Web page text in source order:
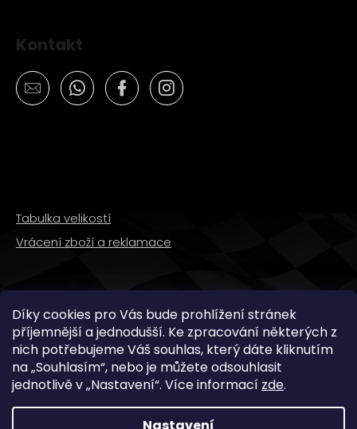
Díky cookies pro Vás bude prohlížení stránek
příjemnější a jednodušší. Ke zpracování některých z
nich potřebujeme Váš souhlas, který dáte kliknutím
na „Souhlasím“, nebo je můžete odsouhlasit
jednotlivě v „Nastavení“. Více informací zde.
Kontakt
Tabulka velikostí
Vrácení zboží a reklamace
SLEDUJTE NÁS